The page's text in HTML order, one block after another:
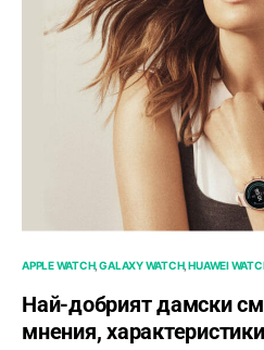
APPLE WATCH GALAXY WATCH HUAWEI
Най-добрият дамски
мнения,